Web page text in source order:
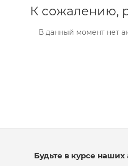
К сожалению,
В данный момент нет
Будьте в курсе